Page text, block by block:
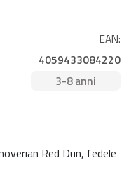
EAN:
4059433084220
3-8 anni
Red Dun, fedele